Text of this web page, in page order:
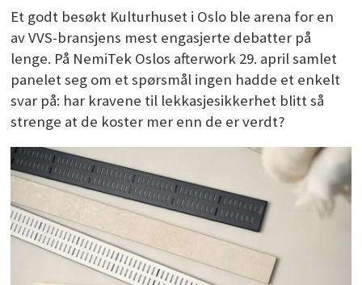
Et godt besøkt Kulturhuset i Oslo ble arena for en
av VVS-bransjens mest engasjerte debatter på
lenge. På NemiTek Oslos afterwork 29. april samlet
panelet seg om et spørsmål ingen hadde et enkelt
svar på: har kravene til lekkasjesikkerhet blitt så
strenge at de koster mer enn de er verdt?